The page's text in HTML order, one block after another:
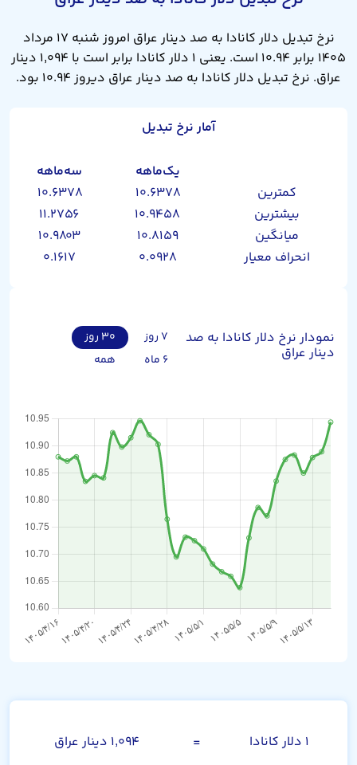
نرخ تبدیل دلار کانادا به صد دینار عراق امروز شنبه ۱۷ مرداد
۱۴۰۵ برابر ۱۰.۹۴ است. یعنی ۱ دلار کانادا برابر است با ۱,۰۹۴ دینار
عراق. نرخ تبدیل دلار کانادا به صد دینار عراق دیروز ۱۰.۹۴ بود.
آمار نرخ تبدیل
یک‌ماهه
سه‌ماهه
کمترین
۱۰.۶۳۷۸
۱۰.۶۳۷۸
بیشترین
۱۰.۹۴۵۸
۱۱.۲۷۵۶
میانگین
۱۰.۸۱۵۹
۱۰.۹۸۰۳
انحراف معیار
۰.۰۹۲۸ ۰.۱۶۱۷
نمودار نرخ دلار کانادا به صد
دینار عراق
۷ روز
۳۰ روز
۶ ماه
همه
۱ دلار کانادا =
۱,۰۹۴ دینار عراق